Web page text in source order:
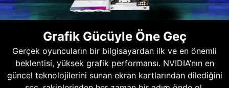
Grafik Gücüyle Öne Geç
Gerçek oyuncuların bir bilgisayardan ilk ve en önemli
beklentisi, yüksek grafik performansı. NVIDIA’nın en
güncel teknolojilerini sunan ekran kartlarından dilediğini